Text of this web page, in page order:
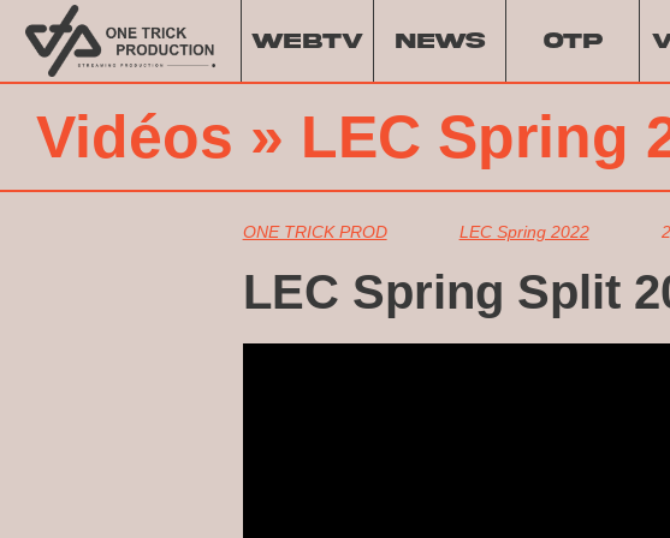
WEBTV NEWS OTP
Vidéos » LEC Spring
ONE TRICK PROD LEC Spring 2022
LEC Spring Split